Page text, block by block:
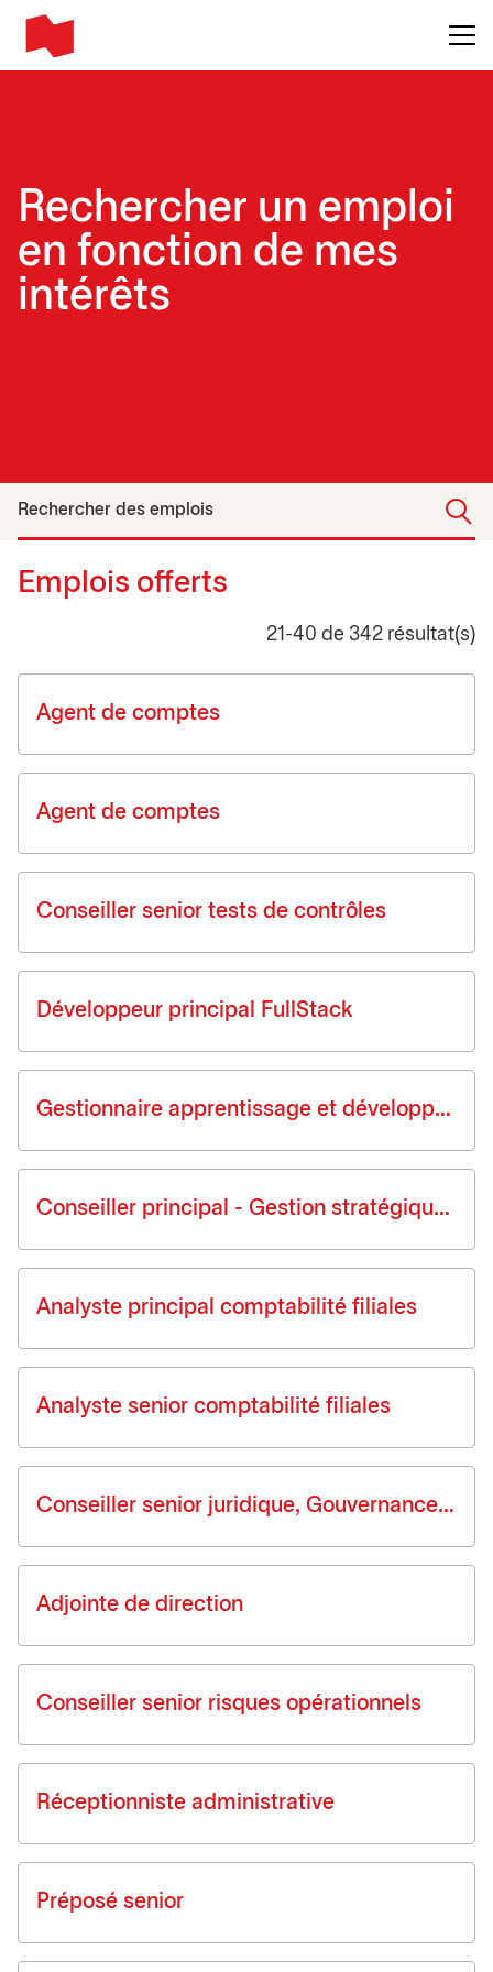
Main
Rechercher un emploi
en fonction de mes
intérêts
Rechercher des emplois
Emplois offerts
21-40 de 342 résultat(s)
Agent de comptes
Agent de comptes
Conseiller senior tests de contrôles
Développeur principal FullStack
Gestionnaire apprentissage et développement
Conseiller principal - Gestion stratégique des fournisseurs
Analyste principal comptabilité filiales
Analyste senior comptabilité filiales
Conseiller senior juridique, Gouvernance de données
Adjointe de direction
Conseiller senior risques opérationnels
Réceptionniste administrative
Préposé senior